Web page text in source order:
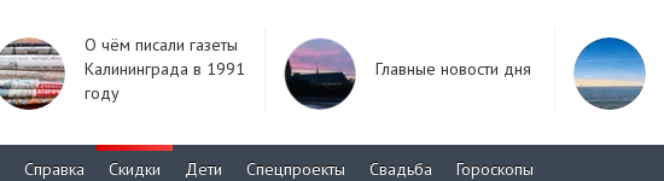
О чём писали газеты
Калининграда в 1991
году
Главные новости дня
Справка Скидки Дети Спецпроекты Свадьба
Гороскопы